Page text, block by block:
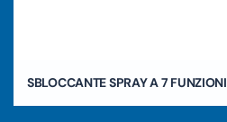
SBLOCCANTE SPRAY A 7 FUNZIONI